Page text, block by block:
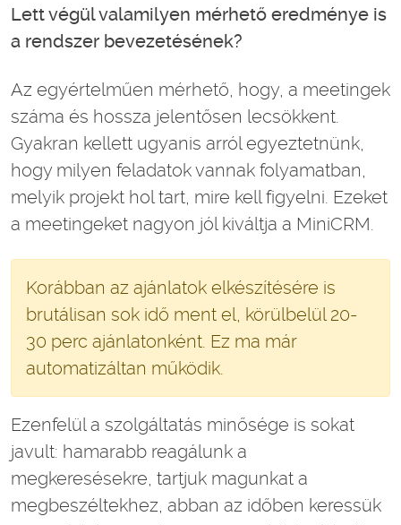
Lett végül valamilyen mérhető eredménye is
a rendszer bevezetésének?
Az egyértelműen mérhető, hogy, a meetingek
száma és hossza jelentősen lecsökkent.
Gyakran kellett ugyanis arról egyeztetnünk,
hogy milyen feladatok vannak folyamatban,
melyik projekt hol tart, mire kell figyelni. Ezeket
a meetingeket nagyon jól kiváltja a MiniCRM.
Korábban az ajánlatok elkészítésére is
brutálisan sok idő ment el, körülbelül 20-
30 perc ajánlatonként. Ez ma már
automatizáltan működik.
Ezenfelül a szolgáltatás minősége is sokat
javult: hamarabb reagálunk a
megkeresésekre, tartjuk magunkat a
megbeszéltekhez, abban az időben keressük